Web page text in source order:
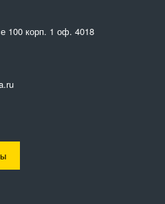
100 корп. 1 оф. 4018